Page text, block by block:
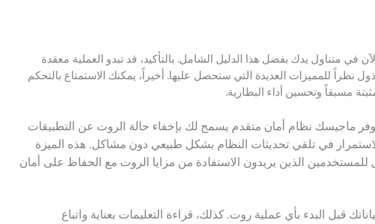
في متناول يدك بفضل هذا الدليل الشامل. بالتأكيد، قد تبدو العملية معقدة
نظراً للمميزات العديدة التي ستحصل عليها. أخيراً، يمكنك الاستمتاع بالتحكم
مسبقاً وتحسين أداء البطارية.
ماجيسك نظام أمان متقدم يسمح لك بإخفاء حالة الروت عن التطبيقات
في تلقي تحديثات النظام بشكل طبيعي دون مشاكل. هذه الميزة
للمستخدمين الذين يريدون الاستفادة من مزايا الروت مع الحفاظ على أمان
قبل البدء بأي عملية روت. كذلك، قراءة التعليمات بعناية واتباع